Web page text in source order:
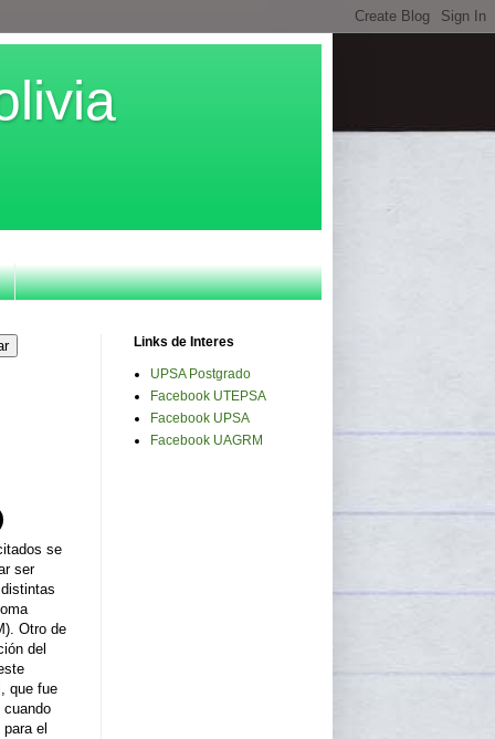
se
ser
Otro de
del
que fue
cuando
el
Links de Interes
UPSA Postgrado
Facebook UTEPSA
Facebook UPSA
Facebook UAGRM